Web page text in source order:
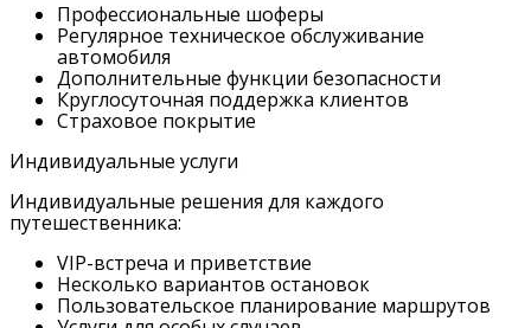
Профессиональные шоферы
Регулярное техническое обслуживание
автомобиля
Дополнительные функции безопасности
Круглосуточная поддержка клиентов
Страховое покрытие
Индивидуальные услуги
Индивидуальные решения для каждого
путешественника:
VIP-встреча и приветствие
Несколько вариантов остановок
Пользовательское планирование маршрутов